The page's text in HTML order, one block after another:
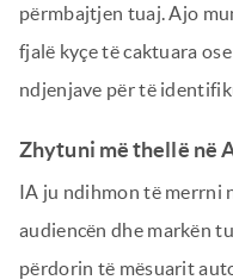
përmbajtjen tuaj. Ajo
fjalë kyçe të caktuara
ndjenjave për të
Zhytuni më thellë në
IA ju ndihmon të merrni
audiencën dhe markën
përdorin të mësuarit